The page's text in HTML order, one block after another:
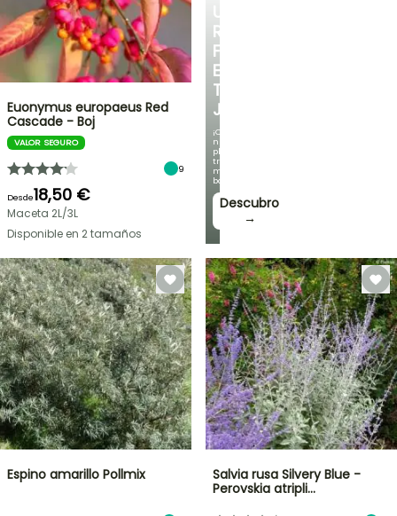
UN
RINCÓN
FRESCO
EN
TU
JARDÍN
¡Con
nuestras
plantas
trepadoras
más
bonitas!
Descubro
→
Euonymus europaeus Red
Cascade - Boj
VALOR SEGURO
9
Desde18,50 €
Maceta 2L/3L
Disponible en 2 tamaños
Espino amarillo Pollmix
Salvia rusa Silvery Blue -
Perovskia atripli…